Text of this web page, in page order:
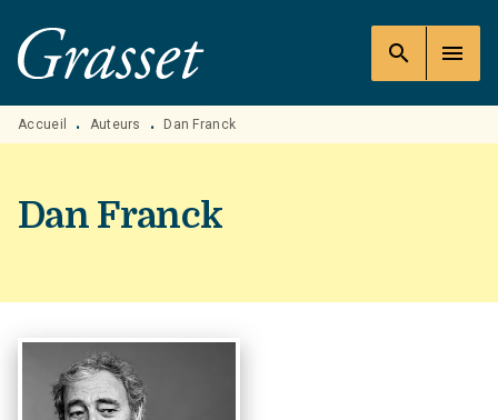
MENU RECHERCHE
PIED DE PAGE
search menu
Accueil • Auteurs • Dan Franck
Dan Franck